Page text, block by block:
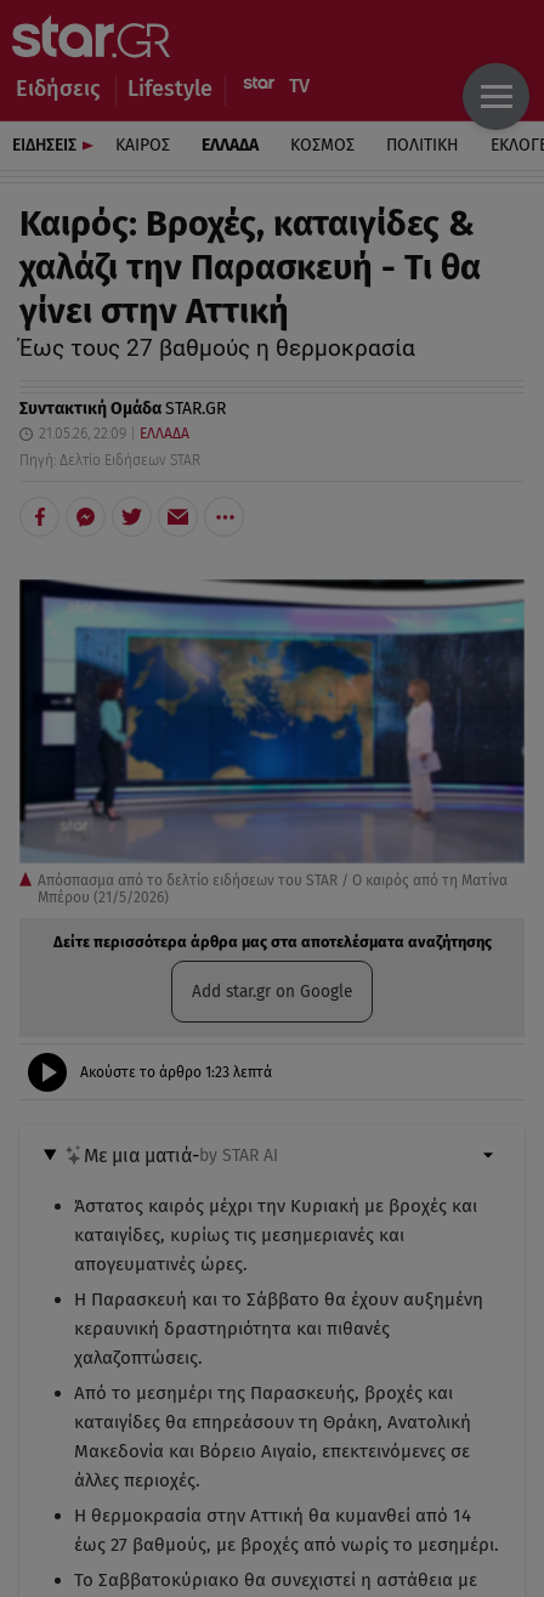
Ειδήσεις Lifestyle
ΕΙΔΗΣΕΙΣ ΚΑΙΡΟΣ ΕΛΛΑΔΑ ΚΟΣΜΟΣ ΠΟΛΙΤΙΚΗ
Καιρός: Βροχές, καταιγίδες &
χαλάζι την Παρασκευή - Τι θα
γίνει στην Αττική
Έως τους 27 βαθμούς η θερμοκρασία
Συντακτική ΟμάδαSTAR.GR
21.05.26, 22:09
ΕΛΛΑΔΑ
Πηγή: Δελτίο Ειδήσεων STAR
Απόσπασμα από το δελτίο ειδήσεων του STAR / Ο καιρός από τη Ματίνα
Μπέρου (21/5/2026)
Δείτε περισσότερα άρθρα μας στα αποτελέσματα αναζήτησης
Add star.gr on Google
Ακούστε το άρθρο 1:23 λεπτά
Με μια ματιά-by STAR AI
Άστατος καιρός μέχρι την Κυριακή με βροχές και
καταιγίδες, κυρίως τις μεσημεριανές και
απογευματινές ώρες.
Η Παρασκευή και το Σάββατο θα έχουν αυξημένη
κεραυνική δραστηριότητα και πιθανές
χαλαζοπτώσεις.
Από το μεσημέρι της Παρασκευής, βροχές και
καταιγίδες θα επηρεάσουν τη Θράκη, Ανατολική
Μακεδονία και Βόρειο Αιγαίο, επεκτεινόμενες σε
άλλες περιοχές.
Η θερμοκρασία στην Αττική θα κυμανθεί από 14
έως 27 βαθμούς, με βροχές από νωρίς το μεσημέρι.
Το Σαββατοκύριακο θα συνεχιστεί η αστάθεια με